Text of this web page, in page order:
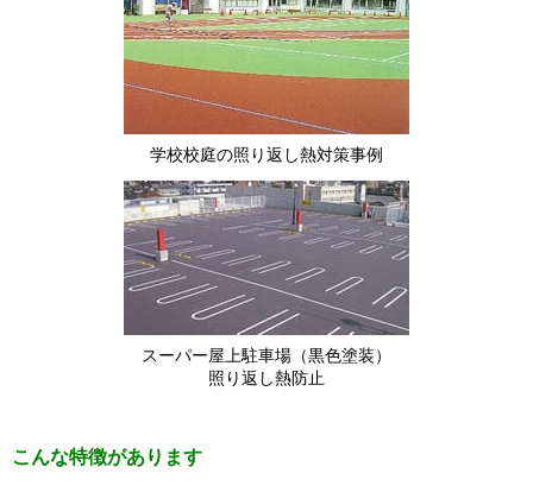
学校校庭の照り返し熱対策事例
スーパー屋上駐車場（黒色塗装）
照り返し熱防止
こんな特徴があります